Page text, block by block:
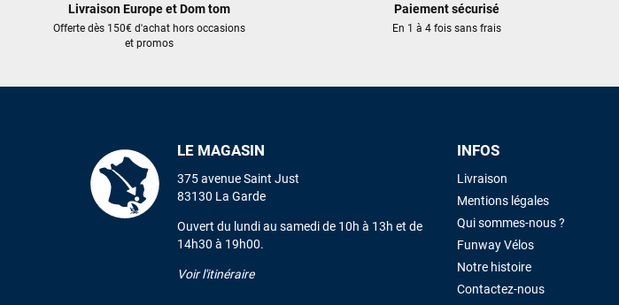
Livraison Europe et Dom tom
Offerte dès 150€ d'achat hors occasions
et promos
Paiement sécurisé
En 1 à 4 fois sans frais
LE MAGASIN
375 avenue Saint Just
83130 La Garde
Ouvert du lundi au samedi de 10h à 13h et de
14h30 à 19h00.
Voir l'itinéraire
INFOS
Livraison
Mentions légales
Qui sommes-nous ?
Funway Vélos
Notre histoire
Contactez-nous
dans un colis propre et soigné. Plus
recommande vivement ce magasin
trouvé une pépite à laquelle je n'aurais
excellent prix et en plus super sympas.
Maronui RICHMOND
J'ai acheté une voile d'occasion depuis
été rapide. La voile est arrivée en super